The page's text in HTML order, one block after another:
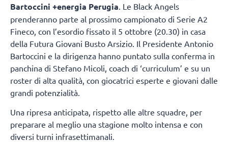
Bartoccini +energia Perugia . Le Black Angels
prenderanno parte al prossimo campionato di Serie A2
Fineco, con l’esordio fissato il 5 ottobre (20.30) in casa
della Futura Giovani Busto Arsizio. Il Presidente Antonio
Bartoccini e la dirigenza hanno puntato sulla conferma in
panchina di Stefano Micoli, coach di ‘curriculum’ e su un
roster di alta qualità, con giocatrici esperte e giovani dalle
grandi potenzialità.
Una ripresa anticipata, rispetto alle altre squadre, per
preparare al meglio una stagione molto intensa e con
diversi turni infrasettimanali.